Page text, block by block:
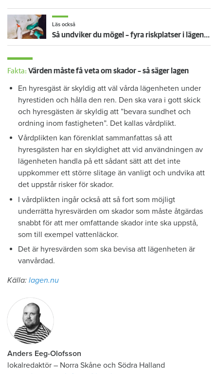
Läs också
Så undviker du mögel – fyra riskplatser i lägenheten: ”Måste städa bort”
Fakta: Värden måste få veta om skador – så säger lagen
En hyresgäst är skyldig att väl vårda lägenheten under
hyrestiden och hålla den ren. Den ska vara i gott skick
och hyresgästen är skyldig att ”bevara sundhet och
ordning inom fastigheten”. Det kallas vårdplikt.
Vårdplikten kan förenklat sammanfattas så att
hyresgästen har en skyldighet att vid användningen av
lägenheten handla på ett sådant sätt att det inte
uppkommer ett större slitage än vanligt och undvika att
det uppstår risker för skador.
I vårdplikten ingår också att så fort som möjligt
underrätta hyresvärden om skador som måste åtgärdas
snabbt för att mer omfattande skador inte ska uppstå,
som till exempel vattenläckor.
Det är hyresvärden som ska bevisa att lägenheten är
vanvårdad.
Källa: lagen.nu
Anders Eeg-Olofsson
lokalredaktör – Norra Skåne och Södra Halland